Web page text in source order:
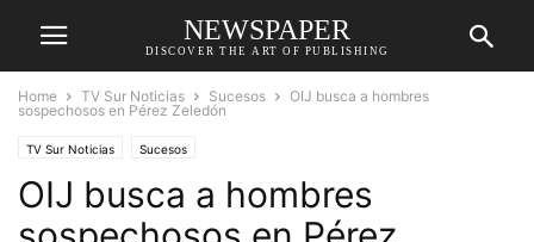
NEWSPAPER
DISCOVER THE ART OF PUBLISHING
Home TV Sur Noticias Sucesos
OIJ busca a hombres
sospechosos en Pérez Zeledón
TV Sur Noticias Sucesos
OIJ busca a hombres